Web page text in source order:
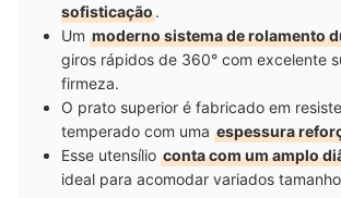
sofisticação.
Um moderno sistema de rolamento
giros rápidos de 360° com excelente
firmeza.
O prato superior é fabricado em
temperado com uma espessura
Esse utensílio conta com um amplo
ideal para acomodar variados